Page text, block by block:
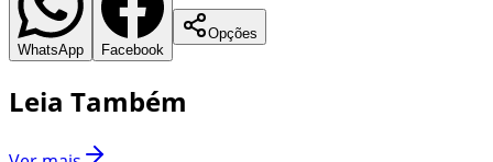
WhatsApp Facebook
Opções
Leia Também